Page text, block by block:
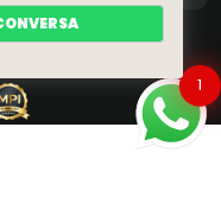
de 19/02/1998)
1